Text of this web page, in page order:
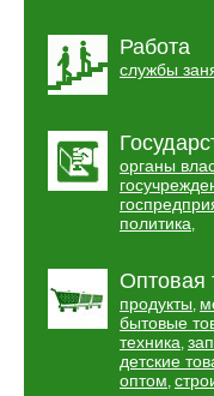
Работа
службы
органы
политика,
Оптовая
продукты,
бытовые
техника,
детские
оптом,